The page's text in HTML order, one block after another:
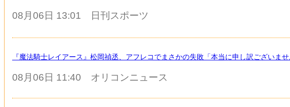
08月06日 13:01 日刊スポーツ
『魔法騎士レイアース』松岡禎丞、アフレコでまさかの失敗「本当に申し訳ござい
08月06日 11:40 オリコンニュース